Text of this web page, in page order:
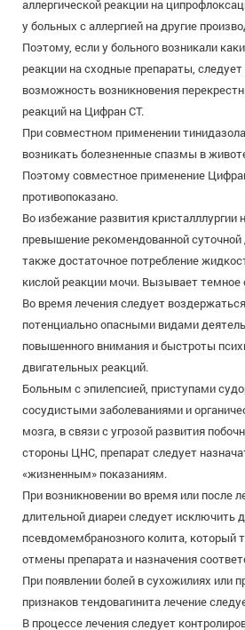
аллергической реакции на
у больных с аллергией на другие
Поэтому, если у больного возникали
реакции на сходные препараты,
возможность возникновения
реакций на Цифран СТ.
При совместном применении
возникать болезненные спазмы в
Поэтому совместное применение
противопоказано.
Во избежание развития кристалллургии
превышение рекомендованной
также достаточное потребление
кислой реакции мочи. Вызывает
Во время лечения следует
потенциально опасными видами
повышенного внимания и быстроты
двигательных реакций.
Больным с эпилепсией, приступами
сосудистыми заболеваниями и
мозга, в связи с угрозой развития
стороны ЦНС, препарат следует
«жизненным» показаниям.
При возникновении во время или после
длительной диареи следует исключить
псевдомембранозного колита, который
отмены препарата и назначения
При появлении болей в сухожилиях или
признаков тендовагинита лечение
В процессе лечения следует